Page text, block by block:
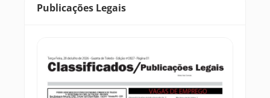
Publicações Legais